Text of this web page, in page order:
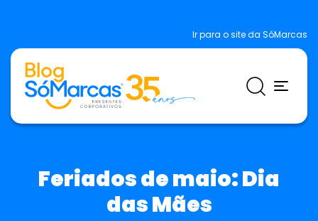
Ir para o site da SóMarcas
Feriados de maio: Dia
das Mães